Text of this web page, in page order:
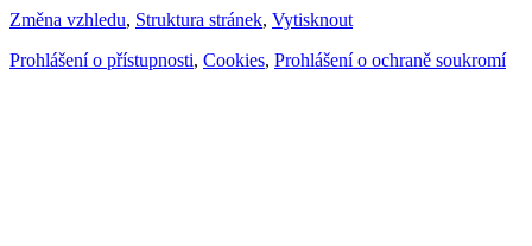
Změna vzhledu, Struktura stránek, Vytisknout
Prohlášení o přístupnosti, Cookies, Prohlášení o ochraně soukromí